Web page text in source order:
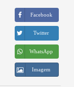
Facebook
Twitter
WhatsApp
Imagem